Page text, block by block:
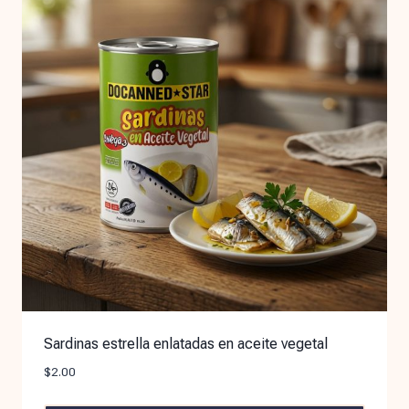
Sardinas estrella enlatadas en aceite vegetal
$2.00